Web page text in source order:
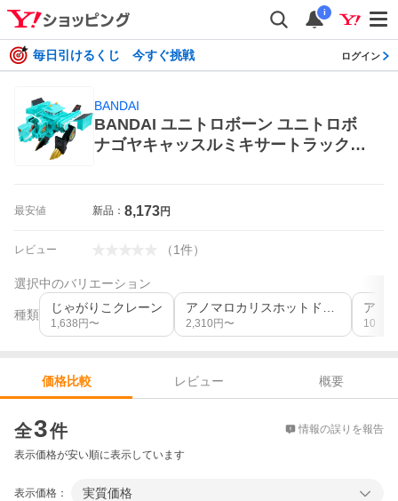
i
毎日引けるくじ 今すぐ挑戦 ログイン
BANDAI
BANDAI ユニトロボーン ユニトロボ
ナゴヤキャッスルミキサートラック
最安値 新品： 8,173円
レビュー （1件）
選択中のバリエーション
種類 じゃがりこクレーン
1,638 円〜 2,310 円〜 10,335
価格比較 レビュー
概要
全3件 情報の誤りを報告
表示価格が安い順に表示しています
表示価格： 実質価格